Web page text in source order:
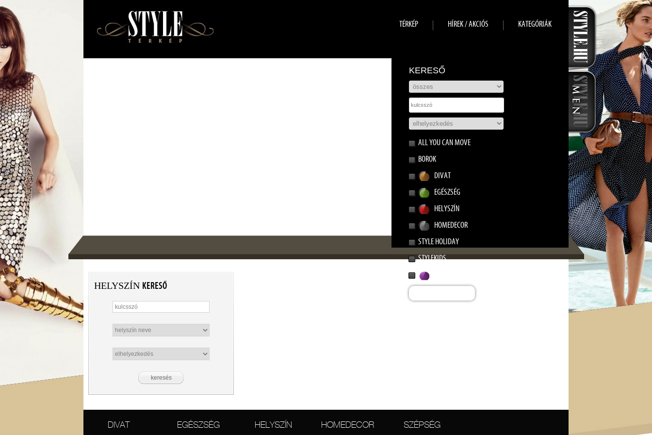
TÉRKÉP HÍREK / AKCIÓS KATEGÓRIÁK
KERESŐ
ALL YOU CAN MOVE
BOROK
DIVAT
EGÉSZSÉG
HELYSZÍN
HOMEDECOR
STYLE HOLIDAY
STYLEKIDS
HELYSZÍN KERESŐ
DIVAT EGÉSZSÉG HELYSZÍN HOMEDECOR SZÉPSÉG